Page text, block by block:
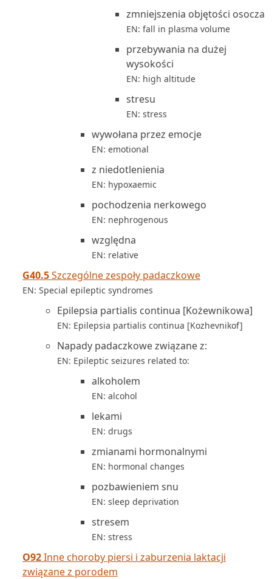
zmniejszenia objętości osocza
EN: fall in plasma volume
przebywania na dużej
wysokości
EN: high altitude
stresu
EN: stress
wywołana przez emocje
EN: emotional
z niedotlenienia
EN: hypoxaemic
pochodzenia nerkowego
EN: nephrogenous
względna
EN: relative
G40.5Szczególne zespoły padaczkowe
EN: Special epileptic syndromes
Epilepsia partialis continua [Kożewnikowa]
EN: Epilepsia partialis continua [Kozhevnikof]
Napady padaczkowe związane z:
EN: Epileptic seizures related to:
alkoholem
EN: alcohol
lekami
EN: drugs
zmianami hormonalnymi
EN: hormonal changes
pozbawieniem snu
EN: sleep deprivation
stresem
EN: stress
O92Inne choroby piersi i zaburzenia laktacji
związane z porodem